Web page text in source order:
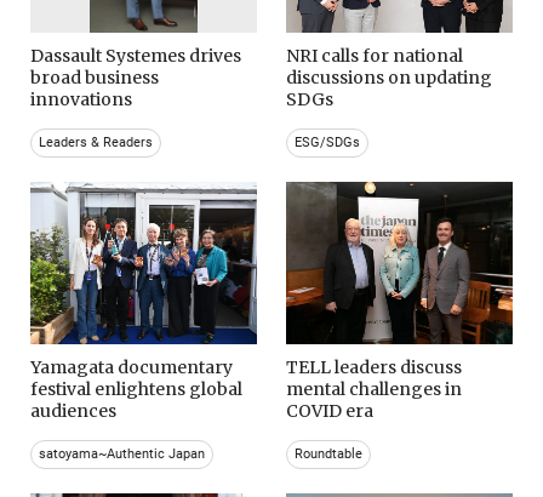
Dassault Systemes drives
broad business
innovations
Leaders & Readers
NRI calls for national
discussions on updating
SDGs
ESG/SDGs
Yamagata documentary
festival enlightens global
audiences
satoyama~Authentic Japan
TELL leaders discuss
mental challenges in
COVID era
Roundtable